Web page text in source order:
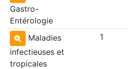
Gastro-
Entérologie
Maladies
infectieuses et
tropicales
1